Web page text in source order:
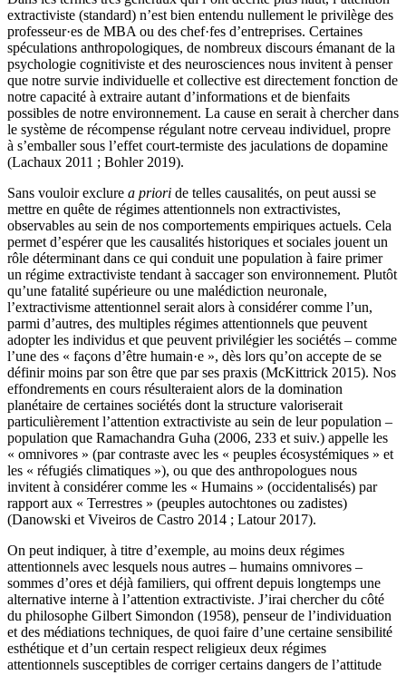
extractiviste (standard) n’est bien entendu nullement le privilège des
professeur·es de MBA ou des chef·fes d’entreprises. Certaines
spéculations anthropologiques, de nombreux discours émanant de la
psychologie cognitiviste et des neurosciences nous invitent à penser
que notre survie individuelle et collective est directement fonction de
notre capacité à extraire autant d’informations et de bienfaits
possibles de notre environnement. La cause en serait à chercher dans
le système de récompense régulant notre cerveau individuel, propre
à s’emballer sous l’effet court-termiste des jaculations de dopamine
(Lachaux 2011 ; Bohler 2019).
Sans vouloir exclure a priori de telles causalités, on peut aussi se
mettre en quête de régimes attentionnels non extractivistes,
observables au sein de nos comportements empiriques actuels. Cela
permet d’espérer que les causalités historiques et sociales jouent un
rôle déterminant dans ce qui conduit une population à faire primer
un régime extractiviste tendant à saccager son environnement. Plutôt
qu’une fatalité supérieure ou une malédiction neuronale,
l’extractivisme attentionnel serait alors à considérer comme l’un,
parmi d’autres, des multiples régimes attentionnels que peuvent
adopter les individus et que peuvent privilégier les sociétés – comme
l’une des « façons d’être humain·e », dès lors qu’on accepte de se
définir moins par son être que par ses praxis (McKittrick 2015). Nos
effondrements en cours résulteraient alors de la domination
planétaire de certaines sociétés dont la structure valoriserait
particulièrement l’attention extractiviste au sein de leur population –
population que Ramachandra Guha (2006, 233 et suiv.) appelle les
« omnivores » (par contraste avec les « peuples écosystémiques » et
les « réfugiés climatiques »), ou que des anthropologues nous
invitent à considérer comme les « Humains » (occidentalisés) par
rapport aux « Terrestres » (peuples autochtones ou zadistes)
(Danowski et Viveiros de Castro 2014 ; Latour 2017).
On peut indiquer, à titre d’exemple, au moins deux régimes
attentionnels avec lesquels nous autres – humains omnivores –
sommes d’ores et déjà familiers, qui offrent depuis longtemps une
alternative interne à l’attention extractiviste. J’irai chercher du côté
du philosophe Gilbert Simondon (1958), penseur de l’individuation
et des médiations techniques, de quoi faire d’une certaine sensibilité
esthétique et d’un certain respect religieux deux régimes
attentionnels susceptibles de corriger certains dangers de l’attitude